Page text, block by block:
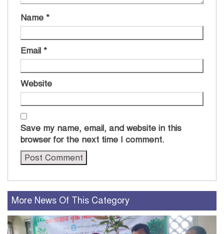
Name *
Email *
Website
Save my name, email, and website in this
browser for the next time I comment.
More News Of This Category